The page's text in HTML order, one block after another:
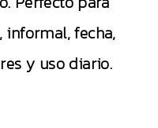
fecha,
y uso diario.